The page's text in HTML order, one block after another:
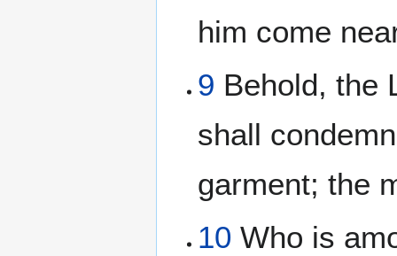
him come
9 Behold, the
shall
garment; the
10 Who is